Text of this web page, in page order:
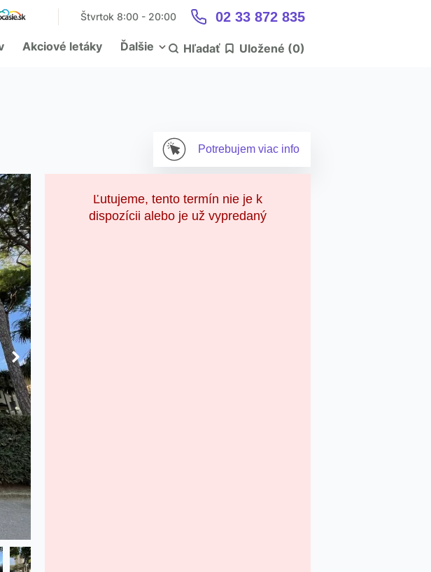
Akciové letáky Ďalšie
Štvrtok 8:00 - 20:00 02 33 872 835
Hľadať Uložené (0)
Potrebujem viac info
Ľutujeme, tento termín nie je k
dispozícii alebo je už vypredaný